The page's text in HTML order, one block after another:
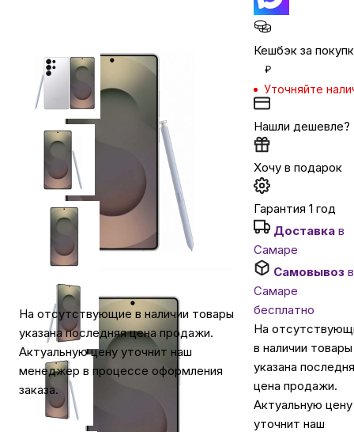
Сервисный центр Apple в Самаре
Подарочные сертификаты
На отсутствующие в наличии товары
указана последняя цена продажи.
Актуальную цену уточнит наш
менеджер в процессе оформления
заказа.
Кешбэк за
₽
Уточняйте
Нашли дешевле?
Хочу в подарок
Гарантия 1 год
Доставка в
Самаре
Самовывоз в
Самаре
бесплатно
На
в наличии товары
указана
цена продажи.
Актуальную цену
уточнит наш